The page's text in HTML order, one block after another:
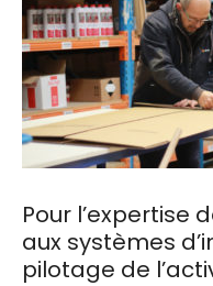
Pour l’expertise
aux systèmes
pilotage de